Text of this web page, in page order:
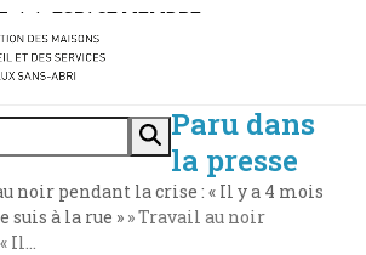
| | ESPACE MEMBRE
Paru dans
la presse
noir pendant la crise : « Il y a 4 mois
suis à la rue » »Travail au noir
Il…